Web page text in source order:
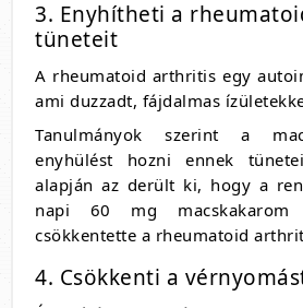
3. Enyhítheti a
tüneteit
A rheumatoid arthritis egy
ami duzzadt, fájdalmas
Tanulmányok szerint a
enyhülést hozni ennek
alapján az derült ki, hogy a
napi 60 mg macskakarom
csökkentette a rheumatoid
4. Csökkenti a